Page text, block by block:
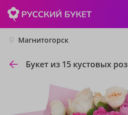
Магнитогорск
Букет из 15 кустовых роз